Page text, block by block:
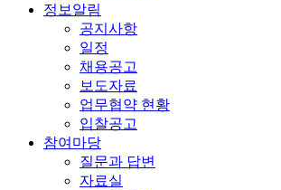
정보알림
공지사항
일정
채용공고
보도자료
업무협약 현황
입찰공고
참여마당
질문과 답변
자료실